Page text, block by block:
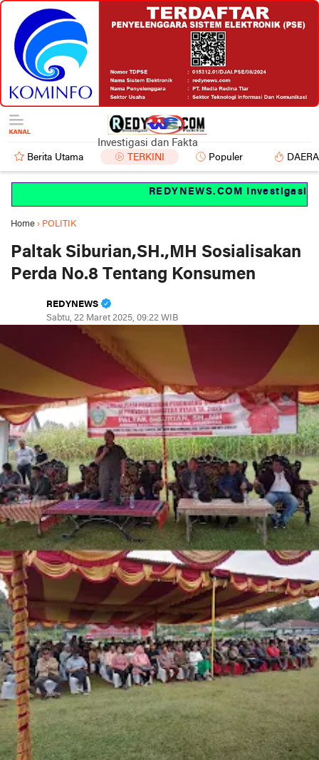
Investigasi dan Fakta
Berita Utama TERKINI Populer
REDYNEWS.COM Investigasi
Home › POLITIK
Paltak Siburian,SH.,MH Sosialisakan
Perda No.8 Tentang Konsumen
REDYNEWS
Sabtu, 22 Maret 2025, 09:22 WIB